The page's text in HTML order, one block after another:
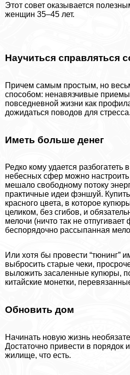
Этот совет оказывается
женщин 35–45 лет.
Научиться справляться
Причем самым простым, но
способом: ненавязчивые
повседневной жизни как
дожидаться поводов для стресса.
Иметь больше денег
Редко кому удается разбогатеть
небесных сфер можно настроить
мешало свободному потоку
пpaктичные идеи фэншуй.
красного цвета, в которое
целиком, без сгибов, и
мелочи (ничто так не отпугивает
беспорядочно рассыпанная
Или хотя бы провести “тюнинг”
выбросить старые чеки,
выложить засаленные купюры,
китайские монетки,
Обновить дом
Начинать новую жизнь
Достаточно привести в порядок
жилище, что есть.